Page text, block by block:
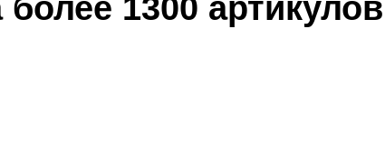
1300 артикулов